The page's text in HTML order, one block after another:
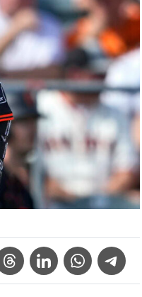
Icon
Linkedin IconWhatsApp Icon
Telegram